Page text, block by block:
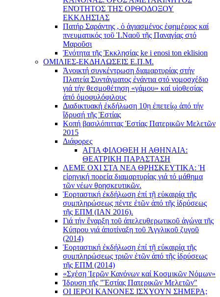
ΕΝΌΤΗΤΟΣ ΤΗΣ ΟΡΘΟΔΟΞΟΥ
ΕΚΚΛΗΣΊΑΣ
Πατήρ Σαράντης , ὁ ἁγιασμένος ἐφημέριος καί
πνευματικός τοῦ Ἱ.Ναοῦ τῆς Παναγίας στό
Μαροῦσι
Ἑνότητα τῆς Ἐκκλησίας ke i enosi ton eklision
ΟΜΙΛΙΕΣ-ΕΚΔΗΛΩΣΕΙΣ Ε.Π.Μ.
Ἀνοικτή συγκέντρωση διαμαρτυρίας στήν
Πλατεία Συντάγματος ἐνάντια στό νομοσχέδιο
γιά τήν θεσμοθέτηση «γάμου» καί υἱοθεσίας
ἀπό ὁμοφυλόφιλους
Διαδικτυακή ἐκδήλωση 10ῃ ἐπετείῳ ἀπό τήν
ἵδρυσή τῆς Ἑστίας
Κοπή βασιλόπιττας Ἑστίας Πατερικῶν Μελετῶν
2015
Διάφορες
ΑΓΙΑ ΦΙΛΟΘΕΗ Η ΑΘΗΝΑΙΑ:
ΘΕΑΤΡΙΚΗ ΠΑΡΑΣΤΑΣΗ
ΛΕΜΕ ΟΧΙ ΣΤΑ ΝΕΑ ΘΡΗΣΚΕΥΤΙΚΑ: Ἡ
εἰρηνική πορεία διαμαρτυρίας γιά τό μάθημα
τῶν νέων θρησκευτικῶν.
Ἑορταστική ἐκδήλωση ἐπί τῇ εὐκαιρίᾳ τῆς
συμπληρώσεως πέντε ἐτῶν ἀπό τῆς ἱδρύσεως
τῆς ΕΠΜ (ΙΑΝ 2016).
Γιά τήν ἔναρξη τοῦ ἀπελευθερωτικοῦ ἀγώνα τῆς
Κύπρου γιά ἀποτίναξη τοῦ Ἀγγλικοῦ ζυγοῦ
(2014)
Ἑορταστική ἐκδήλωση ἐπί τῇ εὐκαιρίᾳ τῆς
συμπληρώσεως τριῶν ἐτῶν ἀπό τῆς ἱδρύσεως
τῆς ΕΠΜ (2014)
«Σχέση Ἱερῶν Κανόνων καί Κοσμικῶν Νόμων»
Ίδρυση τῆς "Ἑστίας Πατερικῶν Μελετῶν"
ΟΙ ΙΕΡΟΙ ΚΑΝΟΝΕΣ ΙΣΧΥΟΥΝ ΣΗΜΕΡΑ;